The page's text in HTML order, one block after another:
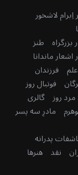
لاشخور
طنز
ماندانا
علم فرزندان
فوتبال روز
روز گالری
مادرِ سه پسر
پدرانه
نقد هنرها